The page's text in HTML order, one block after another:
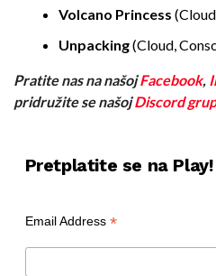
Volcano Princess
Unpacking(Cloud,
Pratite nas na našojFacebook,
pridružite se našojDiscord
Pretplatite se na
Email Address *